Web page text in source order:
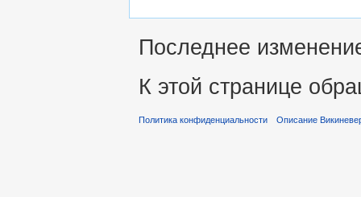
Последнее
К этой странице
Политика конфиденциальности Описание